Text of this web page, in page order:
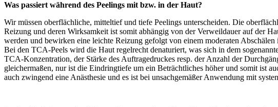
Was passiert während des Peelings mit bzw. in der Haut?
Wir müssen oberflächliche, mitteltief und tiefe Peelings unterscheiden. Die
Reizung und deren Wirksamkeit ist somit abhängig von der Verweildauer auf der
werden und bewirken eine leichte Reizung gefolgt von einem moderaten
Bei den TCA-Peels wird die Haut regelrecht denaturiert, was sich in dem
TCA-Konzentration, der Stärke des Auftragedruckes resp. der Anzahl der
gleichermaßen, nur ist die Eindringtiefe um ein Beträchtliches höher und somit ist
auch zwingend eine Anästhesie und es ist bei unsachgemäßer Anwendung mit